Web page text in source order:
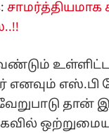
சாமர்த்தியமாக
உள்ளிட்ட
எனவும்
தான்